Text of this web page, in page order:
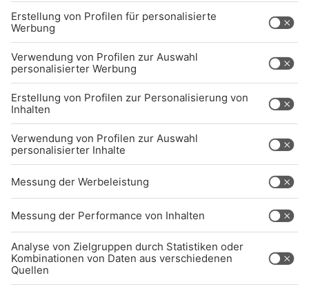
Sendeempfang
Über uns
BARRIEREFREIHEIT: WIR ARBEITEN DERZEIT
AKTIV DARAN, UNSERE WEBSITE
BARRIEREFREI ZU GESTALTEN - GEMÄSS D
EN ANFORDERUNGEN DES B
ARRIEREFREIHEITSSTÄRKUNGSGESETZES. W
ENN SIE AUF BARRIEREN STOSSEN ODER UN
NTAKTIEREN SIE UNS GERNE.
Studio-Hotline
(089) 38 38 38 38
info@radiogong.de